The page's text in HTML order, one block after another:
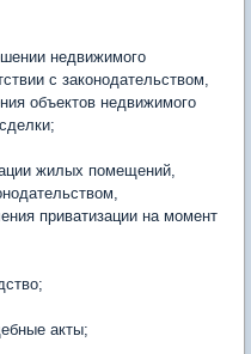
недвижимого
с законодательством,
объектов недвижимого
жилых помещений,
приватизации на момент
акты;